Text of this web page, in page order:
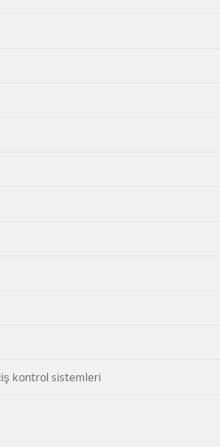
kontrol sistemleri